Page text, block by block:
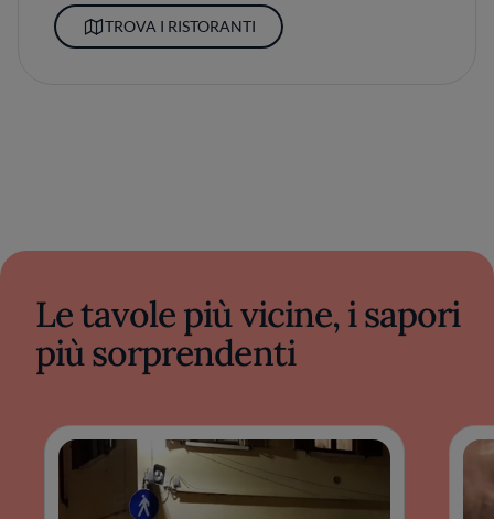
TROVA I RISTORANTI
Le tavole più vicine, i sapori
più sorprendenti